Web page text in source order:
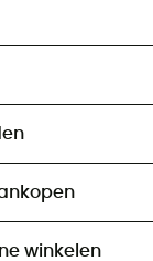
winkelen